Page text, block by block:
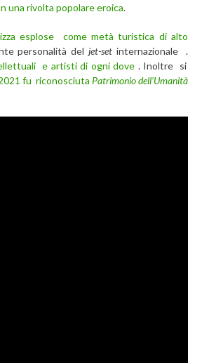
una rivolta popolare eroica.
esplose come metà turistica di alto
personalità del jet-setinternazionale .
e artisti di ogni dove . Inoltre si
fu riconosciuta Patrimonio dell’Umanità